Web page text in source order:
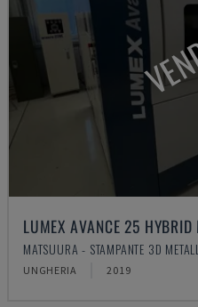
LUMEX AVANCE 25 HYBRID
MATSUURA - STAMPANTE 3D
UNGHERIA 2019